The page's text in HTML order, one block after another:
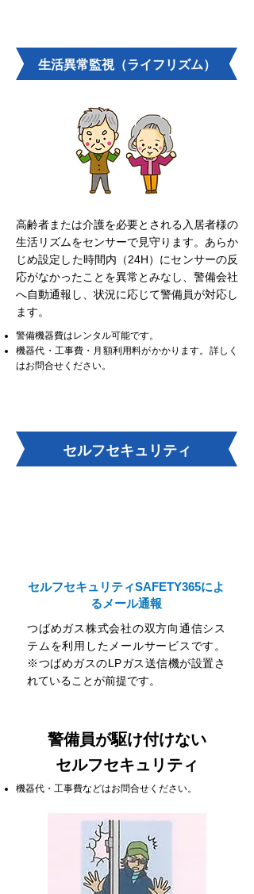
生活異常監視（ライフリズム）
高齢者または介護を必要とされる入居者様の
生活リズムをセンサーで見守ります。あらか
じめ設定した時間内（24H）にセンサーの反
応がなかったことを異常とみなし、警備会社
へ自動通報し、状況に応じて警備員が対応し
ます。
警備機器費はレンタル可能です。
機器代・工事費・月額利用料がかかります。詳しく
はお問合せください。
セルフセキュリティ
セルフセキュリティSAFETY365によ
るメール通報
つばめガス株式会社の双方向通信シス
テムを利用したメールサービスです。
※つばめガスのLPガス送信機が設置さ
れていることが前提です。
警備員が駆け付けない
セルフセキュリティ
機器代・工事費などはお問合せください。